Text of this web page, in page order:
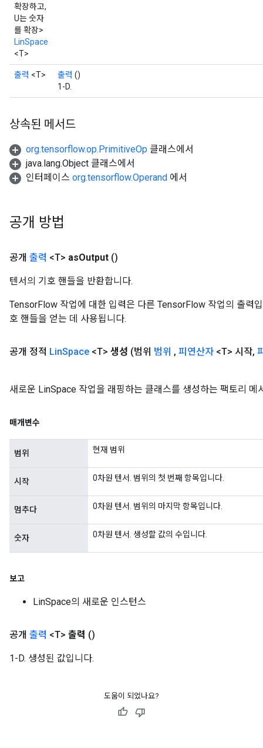
확장하고,
U는 숫자
를 확장>
LinSpace
<T>
출력 <T> 출력 ()
1-D.
상속된 메서드
org.tensorflow.op.PrimitiveOp 클래스에서
java.lang.Object 클래스에서
인터페이스 org.tensorflow.Operand 에서
공개 방법
공개 출력 <T> asOutput ()
텐서의 기호 핸들을 반환합니다.
TensorFlow 작업에 대한 입력은 다른 TensorFlow 작업의 출력
호 핸들을 얻는 데 사용됩니다.
공개 정적 LinSpace <T> 생성 (범위 범위 , 피연산자 <T> 시작,
새로운 LinSpace 작업을 래핑하는 클래스를 생성하는 팩토리 메
매개변수
범위 현재 범위
시작 0차원 텐서. 범위의 첫 번째 항목입니다.
멈추다 0차원 텐서. 범위의 마지막 항목입니다.
숫자 0차원 텐서. 생성할 값의 수입니다.
보고
LinSpace의 새로운 인스턴스
공개 출력 <T> 출력 ()
1-D. 생성된 값입니다.
도움이 되었나요?